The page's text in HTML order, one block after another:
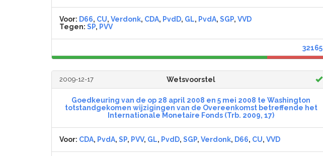
Voor: D66, CU, Verdonk, CDA, PvdD, GL, PvdA, SGP, VVD
Tegen: SP, PVV
32165
2009-12-17 Wetsvoorstel
Goedkeuring van de op 28 april 2008 en 5 mei 2008 te Washington
totstandgekomen wijzigingen van de Overeenkomst betreffende het
Internationale Monetaire Fonds (Trb. 2009, 17)
Voor: CDA, PvdA, SP, PVV, GL, PvdD, SGP, Verdonk, D66, CU, VVD